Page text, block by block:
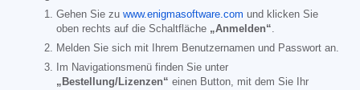
Gehen Sie zu www.enigmasoftware.com und klicken Sie
oben rechts auf die Schaltfläche „Anmelden“.
Melden Sie sich mit Ihrem Benutzernamen und Passwort an.
Im Navigationsmenü finden Sie unter
„Bestellung/Lizenzen“ einen Button, mit dem Sie Ihr